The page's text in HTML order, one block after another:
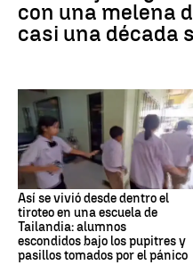
con una melena
casi una década
Así se vivió desde dentro el
tiroteo en una escuela de
Tailandia: alumnos
escondidos bajo los pupitres y
pasillos tomados por el pánico